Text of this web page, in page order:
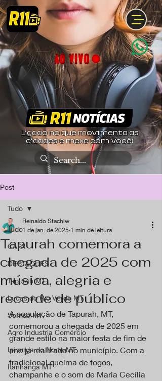
Ligado no que movimenta as
cidades e mexe com você!
Post
Tudo
CAPA
DESTAQUES
Tapurah MT
Lucas do Rio Verde MT
Sorriso MT
Agro Industria Comércio
Ipiranga do Norte MT
Itanhangá MT
Tudo
Tapurah comemora a
chegada de 2025 com
música, alegria e
recorde de público
Reinaldo Stachiw
1 de jan. de 2025 1 min de leitura
A população de Tapurah, MT,
comemorou a chegada de 2025 em
grande estilo na maior festa de fim de
ano já realizada no município. Com a
tradicional queima de fogos,
champanhe e o som de Maria Cecília